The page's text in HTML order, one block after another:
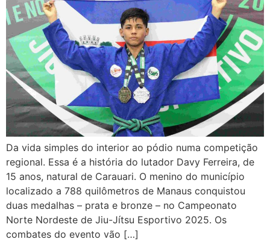
Da vida simples do interior ao pódio numa competição
regional. Essa é a história do lutador Davy Ferreira, de
15 anos, natural de Carauari. O menino do município
localizado a 788 quilômetros de Manaus conquistou
duas medalhas – prata e bronze – no Campeonato
Norte Nordeste de Jiu-Jítsu Esportivo 2025. Os
combates do evento vão […]